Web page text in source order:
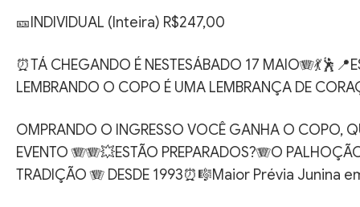
🎫INDIVIDUAL (Inteira) R$247,00
⏰TÁ CHEGANDO É NESTESÁBADO 17
LEMBRANDO O COPO É UMA LEMBRANÇA DE
OMPRANDO O INGRESSO VOCÊ GANHA O COPO,
EVENTO 🪗🪗💥ESTÃO PREPARADOS?🪗O
TRADIÇÃO 🪗 DESDE 1993⏰🎼Maior Prévia Junina